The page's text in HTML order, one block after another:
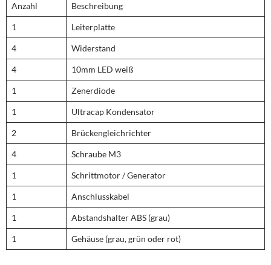
Anzahl Beschreibung
1 Leiterplatte
4 Widerstand
4 10mm LED weiß
1 Zenerdiode
1 Ultracap Kondensator
2 Brückengleichrichter
4 Schraube M3
1 Schrittmotor / Generator
1 Anschlusskabel
1 Abstandshalter ABS (grau)
1 Gehäuse (grau, grün oder rot)